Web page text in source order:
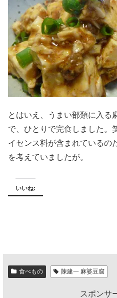
とはいえ、うまい部類に入る
で、ひとりで完食しました
イセンス料が含まれているの
を考えていましたが。
いいね:
食べもの 陳建一 麻婆豆腐
スポンサ